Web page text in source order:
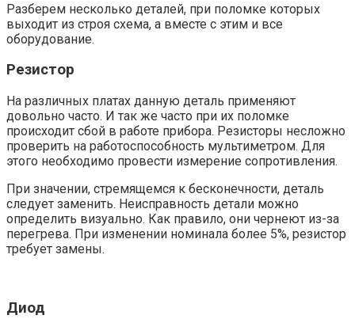
Разберем несколько деталей, при поломке которых
выходит из строя схема, а вместе с этим и все
оборудование.
Резистор
На различных платах данную деталь применяют
довольно часто. И так же часто при их поломке
происходит сбой в работе прибора. Резисторы несложно
проверить на работоспособность мультиметром. Для
этого необходимо провести измерение сопротивления.
При значении, стремящемся к бесконечности, деталь
следует заменить. Неисправность детали можно
определить визуально. Как правило, они чернеют из-за
перегрева. При изменении номинала более 5%, резистор
требует замены.
Диод